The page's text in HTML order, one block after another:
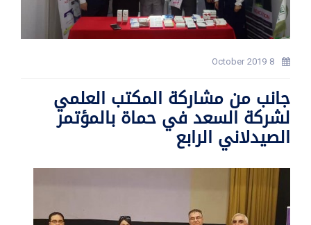
8 October 2019
جانب من مشاركة المكتب العلمي
لشركة السعد في حماة بالمؤتمر
الصيدلاني الرابع